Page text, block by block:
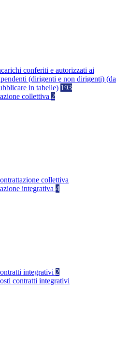
conferiti e autorizzati ai
(dirigenti e non dirigenti) (da
in tabelle) 193
collettiva 2
collettiva
integrativa 4
integrativi 2
contratti integrativi